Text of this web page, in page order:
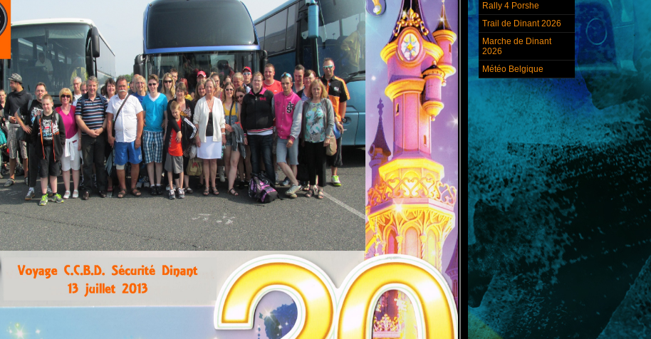
Rally 4 Porshe
Trail de Dinant 2026
Marche de Dinant
2026
Météo Belgique